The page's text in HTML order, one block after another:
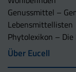
Genussmittel –
Lebensmittellisten
Phytolexikon –
Über Eucell